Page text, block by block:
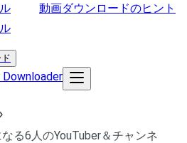
動画ダウンロードのヒント
Downloader
る6人のYouTuber＆チャンネ